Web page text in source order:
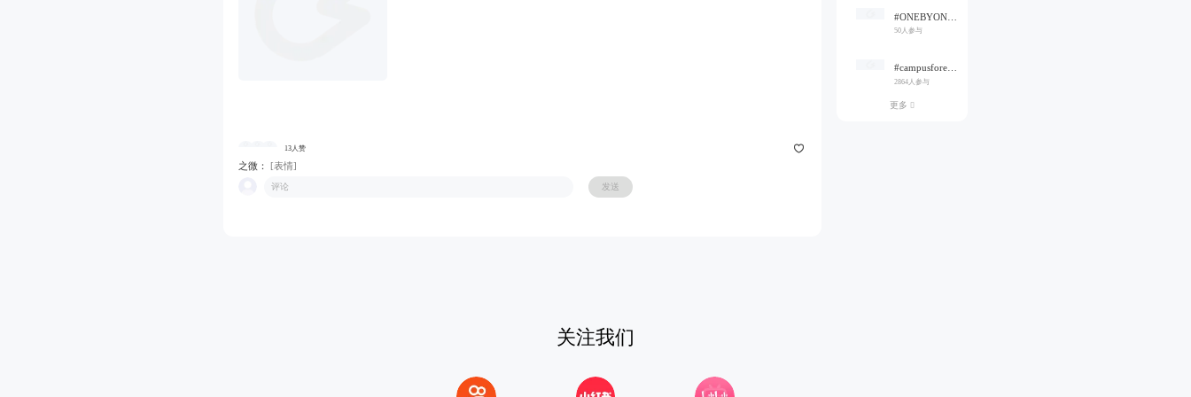
13人赞
之微： [表情]
评论 发送
50人参与
#campusforever#
2864人参与
更多
关注我们